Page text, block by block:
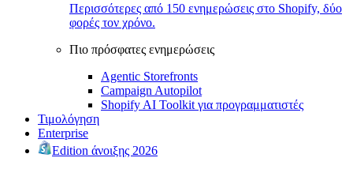
Περισσότερες από 150 ενημερώσεις στο Shopify, δύο
φορές τον χρόνο.
Πιο πρόσφατες ενημερώσεις
Agentic Storefronts
Campaign Autopilot
Shopify AI Toolkit για προγραμματιστές
Τιμολόγηση
Enterprise
Edition άνοιξης 2026